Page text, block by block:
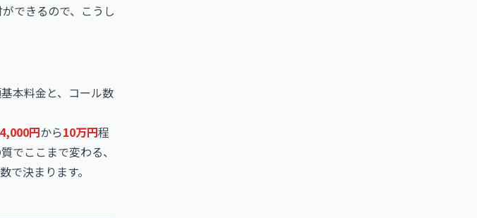
できるので、こうし
本料金と、コール数
4,000円から10万円程
でここまで変わる、
で決まります。